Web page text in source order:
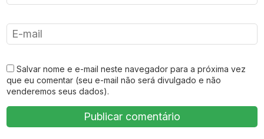
Salvar nome e e-mail neste navegador para a próxima vez
que eu comentar (seu e-mail não será divulgado e não
venderemos seus dados).